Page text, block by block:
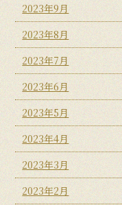
2023年9月
2023年8月
2023年7月
2023年6月
2023年5月
2023年4月
2023年3月
2023年2月